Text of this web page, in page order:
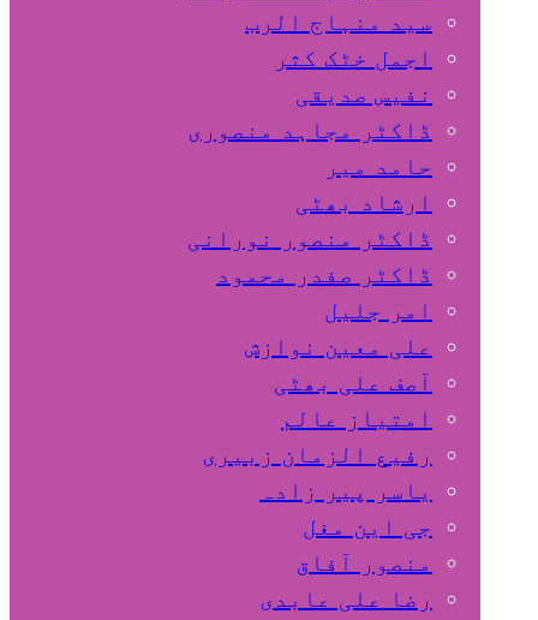
سید منہاج الرب
اجمل خٹک کثر
نفیس صدیقی
ڈاکٹر مجاہد منصوری
حامد میر
ارشاد بھٹی
ڈاکٹر منصور نورانی
ڈاکٹر صفدر محمود
امر جلیل
علی معین نوازش
آصف علی بھٹی
امتیاز عالم
رفیع الزمان زبیری
یاسر پیر زادہ
جی این مغل
منصور آفاق
رضا علی عابدی